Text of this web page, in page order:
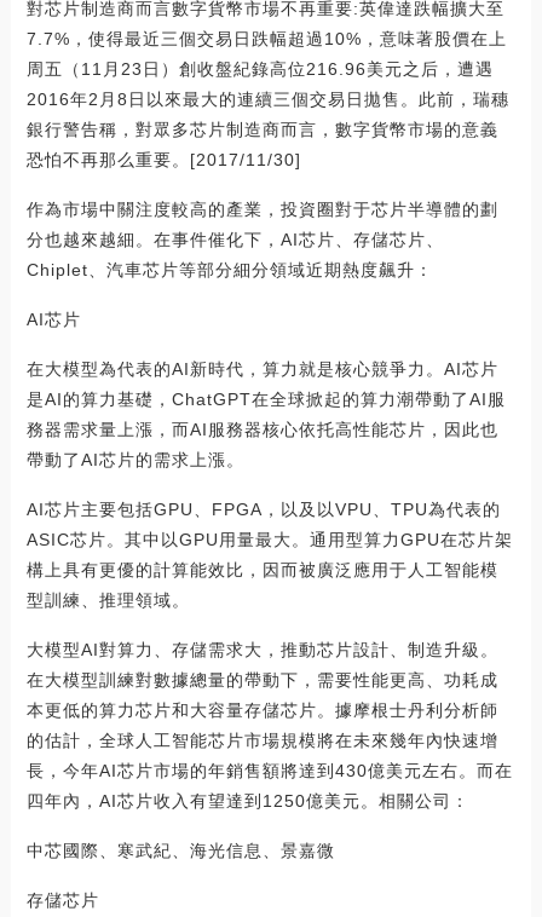
對芯片制造商而言數字貨幣市場不再重要:英偉達跌幅擴大至
7.7%，使得最近三個交易日跌幅超過10%，意味著股價在上
周五（11月23日）創收盤紀錄高位216.96美元之后，遭遇
2016年2月8日以來最大的連續三個交易日拋售。此前，瑞穗
銀行警告稱，對眾多芯片制造商而言，數字貨幣市場的意義
恐怕不再那么重要。[2017/11/30]
作為市場中關注度較高的產業，投資圈對于芯片半導體的劃
分也越來越細。在事件催化下，AI芯片、存儲芯片、
Chiplet、汽車芯片等部分細分領域近期熱度飆升：
AI芯片
在大模型為代表的AI新時代，算力就是核心競爭力。AI芯片
是AI的算力基礎，ChatGPT在全球掀起的算力潮帶動了AI服
務器需求量上漲，而AI服務器核心依托高性能芯片，因此也
帶動了AI芯片的需求上漲。
AI芯片主要包括GPU、FPGA，以及以VPU、TPU為代表的
ASIC芯片。其中以GPU用量最大。通用型算力GPU在芯片架
構上具有更優的計算能效比，因而被廣泛應用于人工智能模
型訓練、推理領域。
大模型AI對算力、存儲需求大，推動芯片設計、制造升級。
在大模型訓練對數據總量的帶動下，需要性能更高、功耗成
本更低的算力芯片和大容量存儲芯片。據摩根士丹利分析師
的估計，全球人工智能芯片市場規模將在未來幾年內快速增
長，今年AI芯片市場的年銷售額將達到430億美元左右。而在
四年內，AI芯片收入有望達到1250億美元。相關公司：
中芯國際、寒武紀、海光信息、景嘉微
存儲芯片